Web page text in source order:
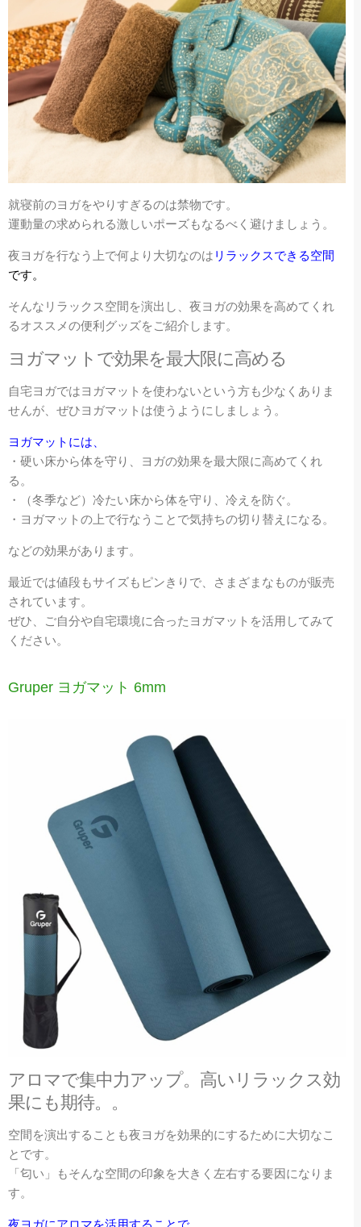
就寝前のヨガをやりすぎるのは禁物です。
運動量の求められる激しいポーズもなるべく避けましょう。
夜ヨガを行なう上で何より大切なのは リラックスできる空間
です。
そんなリラックス空間を演出し、夜ヨガの効果を高めてくれ
るオススメの便利グッズをご紹介します。
ヨガマットで効果を最大限に高める
自宅ヨガではヨガマットを使わないという方も少なくありま
せんが、ぜひヨガマットは使うようにしましょう。
ヨガマットには、
・硬い床から体を守り、ヨガの効果を最大限に高めてくれ
る。
・（冬季など）冷たい床から体を守り、冷えを防ぐ。
・ヨガマットの上で行なうことで気持ちの切り替えになる。
などの効果があります。
最近では値段もサイズもピンきりで、さまざまなものが販売
されています。
ぜひ、ご自分や自宅環境に合ったヨガマットを活用してみて
ください。
Gruper ヨガマット 6mm
アロマで集中力アップ。高いリラックス効
果にも期待。。
空間を演出することも夜ヨガを効果的にするために大切なこ
とです。
「匂い」もそんな空間の印象を大きく左右する要因になりま
す。